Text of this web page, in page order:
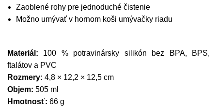
Zaoblené rohy pre jednoduché čistenie
Možno umývať v hornom koši umývačky riadu
Materiál: 100 % potravinársky silikón bez BPA, BPS,
ftalátov a PVC
Rozmery: 4,8 × 12,2 × 12,5 cm
Objem: 505 ml
Hmotnosť: 66 g